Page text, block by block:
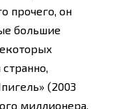
прочего, он
большие
(2003
миллионера,